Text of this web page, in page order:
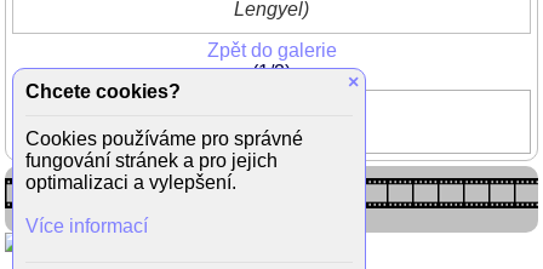
Lengyel)
Zpět do galerie
(1/2)
Irena Magnusková
×
Chcete cookies?
Cookies používáme pro správné
fungování stránek a pro jejich
optimalizaci a vylepšení.
Více informací